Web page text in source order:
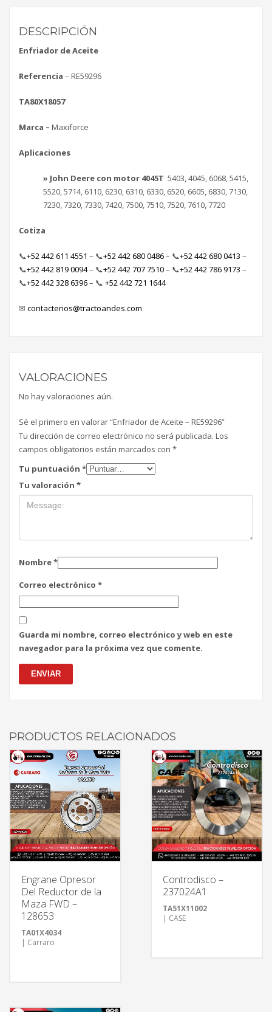
DESCRIPCIÓN
Enfriador de Aceite
Referencia – RE59296
TA80X18057
Marca – Maxiforce
Aplicaciones
» John Deere con motor 4045T 5403, 4045, 6068, 5415,
5520, 5714, 6110, 6230, 6310, 6330, 6520, 6605, 6830, 7130,
7230, 7320, 7330, 7420, 7500, 7510, 7520, 7610, 7720
Cotiza
📞+52 442 611 4551 – 📞+52 442 680 0486– 📞+52 442 680 0413 –
📞+52 442 819 0094– 📞+52 442 707 7510– 📞+52 442 786 9173 –
📞+52 442 328 6396– 📞 +52 442 721 1644
✉ contactenos@tractoandes.com
VALORACIONES
No hay valoraciones aún.
Sé el primero en valorar “Enfriador de Aceite – RE59296”
Tu dirección de correo electrónico no será publicada. Los
campos obligatorios están marcados con *
Tu puntuación *
Tu valoración *
Nombre*
Correo electrónico *
Guarda mi nombre, correo electrónico y web en este
navegador para la próxima vez que comente.
PRODUCTOS RELACIONADOS
Engrane Opresor
Del Reductor de la
Maza FWD –
128653
TA01X4034
| Carraro
Controdisco –
237024A1
TA51X11002
| CASE